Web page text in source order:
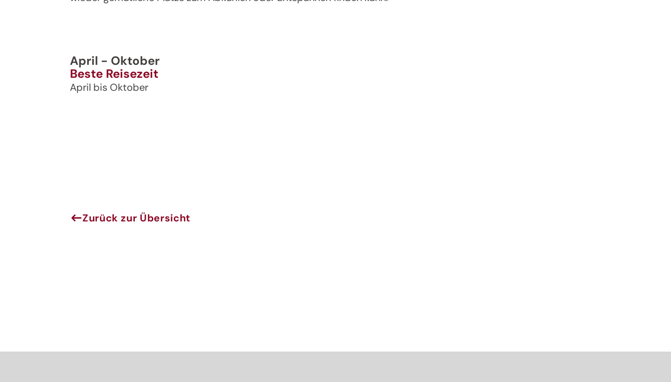
April - Oktober
Beste Reisezeit
April bis Oktober
Zurück zur Übersicht